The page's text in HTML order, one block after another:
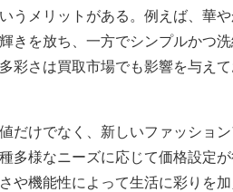
うメリットがある。例えば、華
きを放ち、一方でシンプルかつ
彩さは買取市場でも影響を与え
だけでなく、新しいファッショ
多様なニーズに応じて価格設定が
や機能性によって生活に彩りを